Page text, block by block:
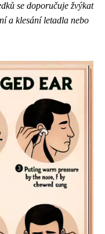
se doporučuje žvýkat
a klesání letadla nebo